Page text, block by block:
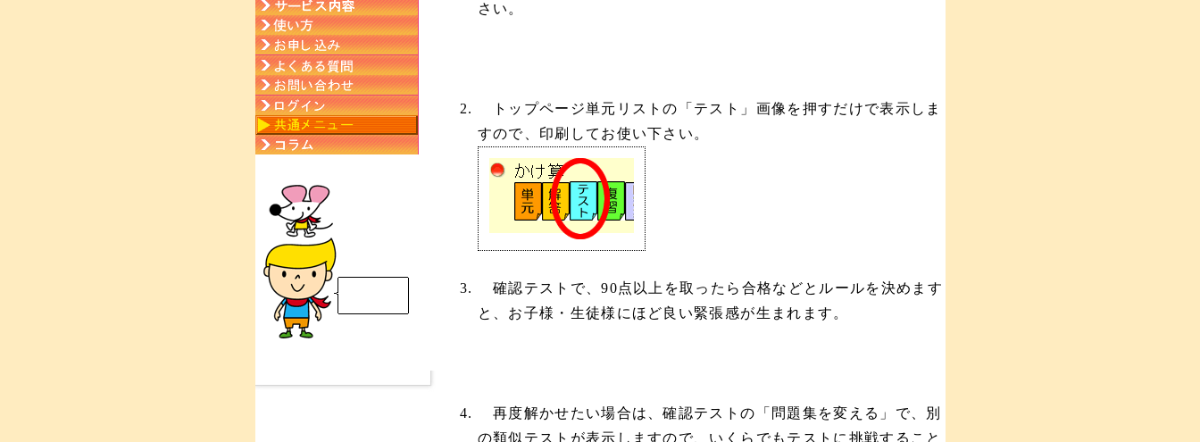
さい。
トップページ単元リストの「テスト」画像を押すだけで表示しま
すので、印刷してお使い下さい。
確認テストで、90点以上を取ったら合格などとルールを決めます
と、お子様・生徒様にほど良い緊張感が生まれます。
再度解かせたい場合は、確認テストの「問題集を変える」で、別
の類似テストが表示しますので、いくらでもテストに挑戦すること